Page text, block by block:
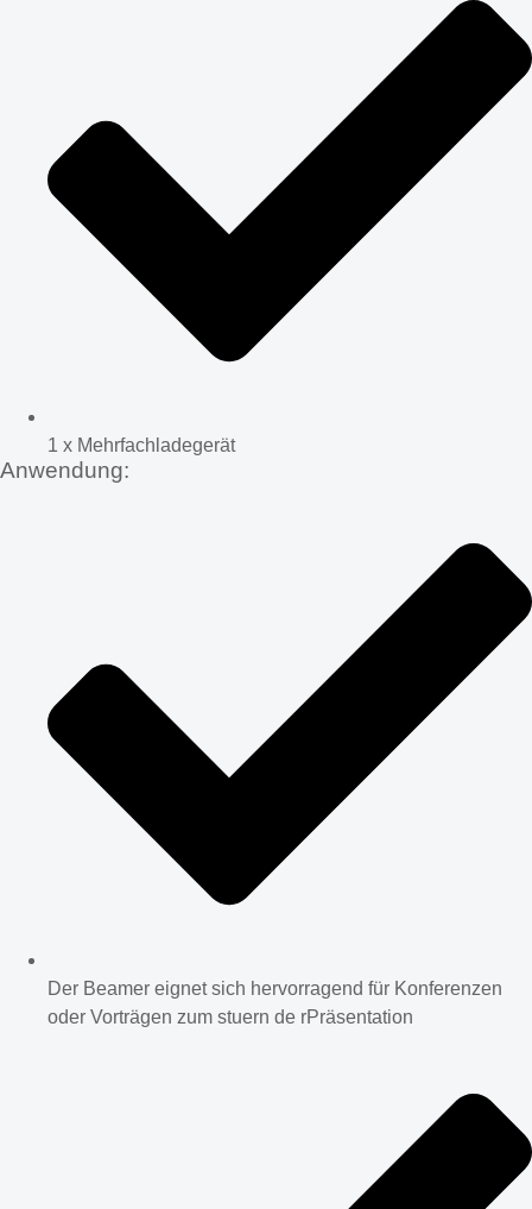
1 x Mehrfachladegerät
Anwendung:
Der Beamer eignet sich hervorragend für Konferenzen
oder Vorträgen zum stuern de rPräsentation